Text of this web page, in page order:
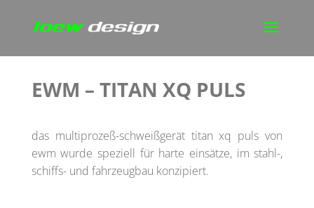
EWM – TITAN XQ PULS
das multiprozeß-schweißgerät titan xq puls von
ewm wurde speziell für harte einsätze, im stahl-,
schiffs- und fahrzeugbau konzipiert.